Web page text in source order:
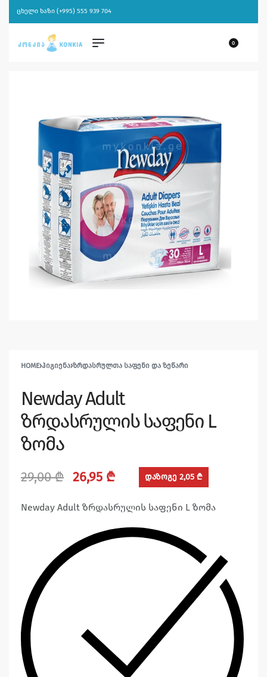
ცხელი ხაზი (+995) 555 939 704
0
HOME›ᲰᲘᲒᲘᲔᲜᲐ›ᲖᲠᲓᲐᲡᲠᲣᲚᲗᲐ ᲡᲐᲤᲔᲜᲘ ᲓᲐ ᲖᲔᲬᲐᲠᲘ
Newday Adult
ზრდასრულის საფენი L
ზომა
29,00₾ 26,95 ₾ დაზოგე 2,05 ₾
Newday Adult ზრდასრულის საფენი L ზომა